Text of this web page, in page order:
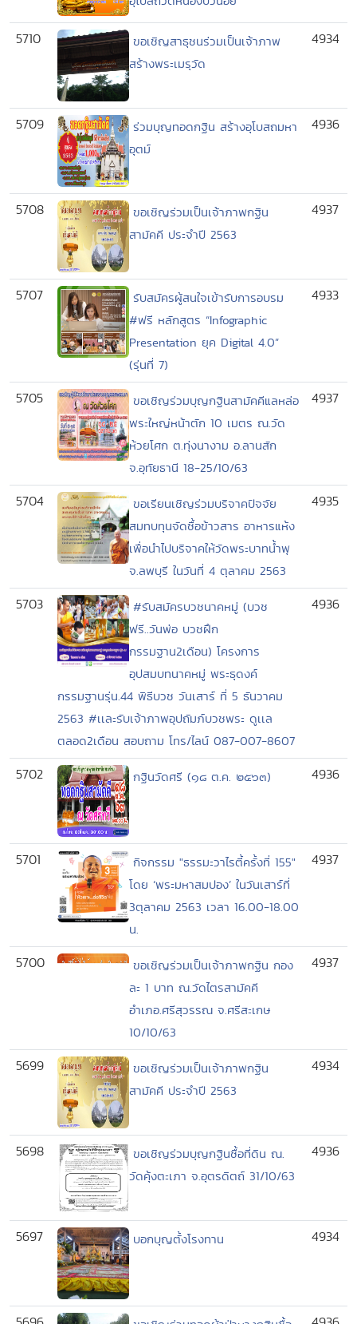
5710
ขอเชิญสาธุชนร่วมเป็นเจ้าภาพ
สร้างพระเมรุวัด
4934
5709
ร่วมบุญทอดกฐิน สร้างอุโบสถมหา
อุตม์
4936
5708
ขอเชิญร่วมเป็นเจ้าภาพกฐิน
สามัคคี ประจำปี 2563
4937
5707
รับสมัครผู้สนใจเข้ารับการอบรม
#ฟรี หลักสูตร “Infographic
Presentation ยุค Digital 4.0”
(รุ่นที่ 7)
4933
5705
ขอเชิญร่วมบุญกฐินสามัคคีแลหล่อ
พระใหญ่หน้าตัก 10 เมตร ณ.วัด
ห้วยโศก ต.ทุ่งนางาม อ.ลานสัก
จ.อุทัยธานี 18-25/10/63
4937
5704
ขอเรียนเชิญร่วมบริจาคปัจจัย
สมทบทุนจัดซื้อข้าวสาร อาหารแห้ง
เพื่อนำไปบริจาคให้วัดพระบาทน้ำพุ
จ.ลพบุรี ในวันที่ 4 ตุลาคม 2563
4935
5703
#รับสมัครบวชนาคหมู่ (บวช
ฟรี..วันพ่อ บวชฝึก
กรรมฐาน2เดือน) โครงการ
อุปสมบทนาคหมู่ พระธุดงค์
กรรมฐานรุ่น.44 พิธีบวช วันเสาร์ ที่ 5 ธันวาคม
2563 #เเละรับเจ้าภาพอุปถัมภ์บวชพระ ดูเเล
ตลอด2เดือน สอบถาม โทร/ไลน์ 087-007-8607
4936
5702 กฐินวัดศรี (๑๘ ต.ค. ๒๕๖๓) 4936
5701
กิจกรรม "ธรรมะวาไรตี้ครั้งที่ 155"
โดย ‘พระมหาสมปอง’ ในวันเสาร์ที่
3ตุลาคม 2563 เวลา 16.00-18.00
น.
4937
5700
ขอเชิญร่วมเป็นเจ้าภาพกฐิน กอง
ละ 1 บาท ณ.วัดไตรสามัคคี
อำเภอ.ศรีสุวรรณ จ.ศรีสะเกษ
10/10/63
4937
5699
ขอเชิญร่วมเป็นเจ้าภาพกฐิน
สามัคคี ประจำปี 2563
4934
5698
ขอเชิญร่วมบุญกฐินซื้อที่ดิน ณ.
วัดคุ้งตะเภา จ.อุตรดิตถ์ 31/10/63
4936
5697 บอกบุญตั้งโรงทาน 4934